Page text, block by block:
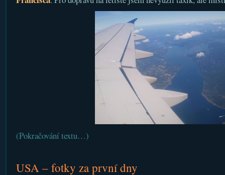
(Pokračování textu…)
USA – fotky za první dny